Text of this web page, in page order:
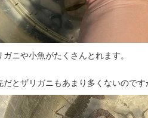
ガニや小魚がたくさんとれます。
だとザリガニもあまり多くないのです